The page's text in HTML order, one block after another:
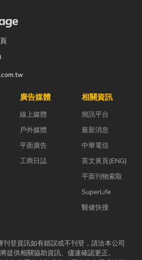
廣告媒體
線上媒體
戶外媒體
平面廣告
工商日誌
相關資訊
簡訊平台
最新消息
中華電信
英文黃頁(ENG)
平面刊物索取
SuperLife
醫健快搜
刊登資訊如有錯誤或不刊登，請洽本公司
提供相關協助資訊、儘速確認更正。